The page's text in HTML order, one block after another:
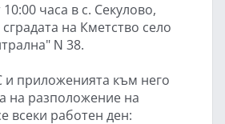
часа в с. Секулово,
на Кметство село
Ν 38.
приложенията към него
на разположение на
всеки работен ден: